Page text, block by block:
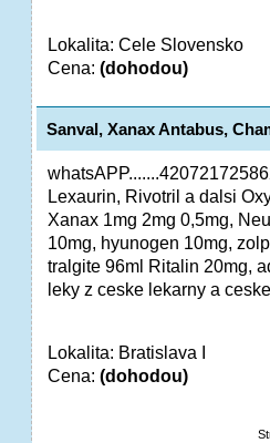
Lokalita: Cele Slovensko
Cena: (dohodou)
Sanval, Xanax Antabus,
Lexaurin, Rivotril a dalsi
Xanax 1mg 2mg 0,5mg,
10mg, hyunogen 10mg,
tralgite 96ml Ritalin 20mg,
leky z ceske lekarny a
Lokalita: Bratislava I
Cena: (dohodou)